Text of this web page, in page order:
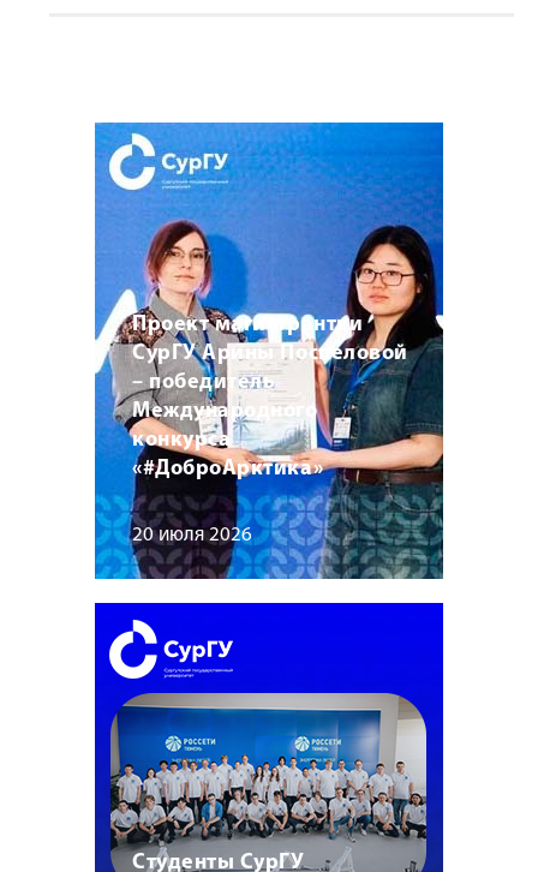
Проект магистрантки
СурГУ Арины Поспеловой
– победитель
Международного
конкурса
«#ДоброАрктика»
20 июля 2026
Студенты СурГУ